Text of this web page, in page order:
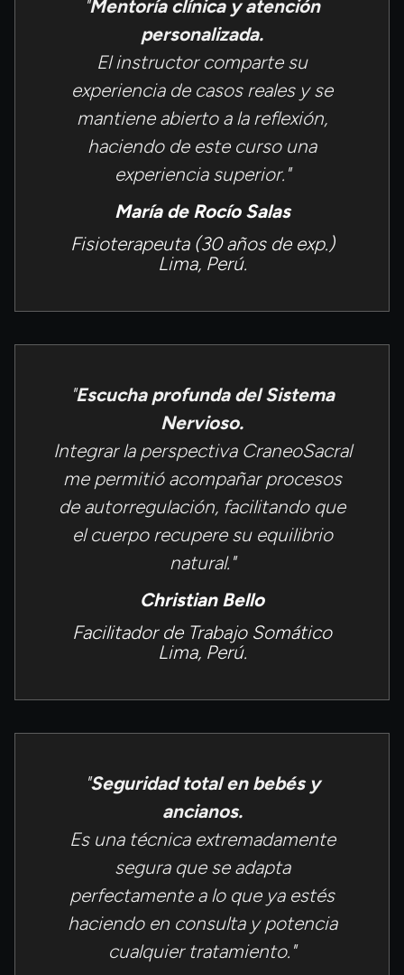
"Mentoría clínica y atención
personalizada.
El instructor comparte su
experiencia de casos reales y se
mantiene abierto a la reflexión,
haciendo de este curso una
experiencia superior."
María de Rocío Salas
Fisioterapeuta (30 años de exp.)
Lima, Perú.
"Escucha profunda del Sistema
Nervioso.
Integrar la perspectiva CraneoSacral
me permitió acompañar procesos
de autorregulación, facilitando que
el cuerpo recupere su equilibrio
natural."
Christian Bello
Facilitador de Trabajo Somático
Lima, Perú.
"Seguridad total en bebés y
ancianos.
Es una técnica extremadamente
segura que se adapta
perfectamente a lo que ya estés
haciendo en consulta y potencia
cualquier tratamiento."